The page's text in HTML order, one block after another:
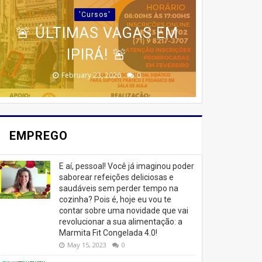
'Cursos'
🚨 ÚLTIMAS VAGAS EM
IPIRÁ! 🚨
February 23, 2026 0
PRÁTICO PARA QUEM
DESEJA EMAGRECER
SEM SAIR DE CASA
August 10, 2025 0
RENDA COM O CURSO DA
CASA DOS BOLOS
CASEIROS!
June 13, 2025 0
PROGRAMA AVANÇADO
DE TREINAMENTO DA
MEMÓRIA
July 07, 2023 0
ESTRATÉGIAS
AVANÇADAS DE
MARKETING 6.0.
June 07, 2023 0
EMPREGO
E aí, pessoal! Você já imaginou poder
saborear refeições deliciosas e
saudáveis ​​sem perder tempo na
cozinha? Pois é, hoje eu vou te
contar sobre uma novidade que vai
revolucionar a sua alimentação: a
Marmita Fit Congelada 4.0!
May 15, 2023 0